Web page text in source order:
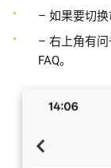
– 如果要切换
– 右上角有
FAQ。